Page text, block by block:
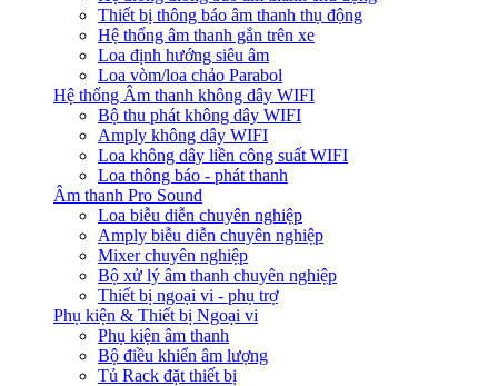
Thiết bị thông báo âm thanh thụ động
Hệ thống âm thanh gắn trên xe
Loa định hướng siêu âm
Loa vòm/loa chảo Parabol
Hệ thống Âm thanh không dây WIFI
Bộ thu phát không dây WIFI
Amply không dây WIFI
Loa không dây liền công suất WIFI
Loa thông báo - phát thanh
Âm thanh Pro Sound
Loa biễu diễn chuyên nghiệp
Amply biễu diễn chuyên nghiệp
Mixer chuyên nghiệp
Bộ xử lý âm thanh chuyên nghiệp
Thiết bị ngoại vi - phụ trợ
Phụ kiện & Thiết bị Ngoại vi
Phụ kiện âm thanh
Bộ điều khiển âm lượng
Tủ Rack đặt thiết bị